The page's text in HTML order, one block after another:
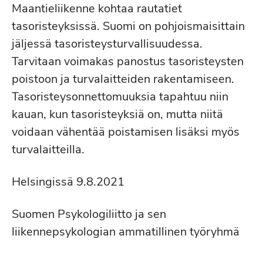
Maantieliikenne kohtaa rautatiet
tasoristeyksissä. Suomi on pohjoismaisittain
jäljessä tasoristeysturvallisuudessa.
Tarvitaan voimakas panostus tasoristeysten
poistoon ja turvalaitteiden rakentamiseen.
Tasoristeysonnettomuuksia tapahtuu niin
kauan, kun tasoristeyksiä on, mutta niitä
voidaan vähentää poistamisen lisäksi myös
turvalaitteilla.
Helsingissä 9.8.2021
Suomen Psykologiliitto ja sen
liikennepsykologian ammatillinen työryhmä